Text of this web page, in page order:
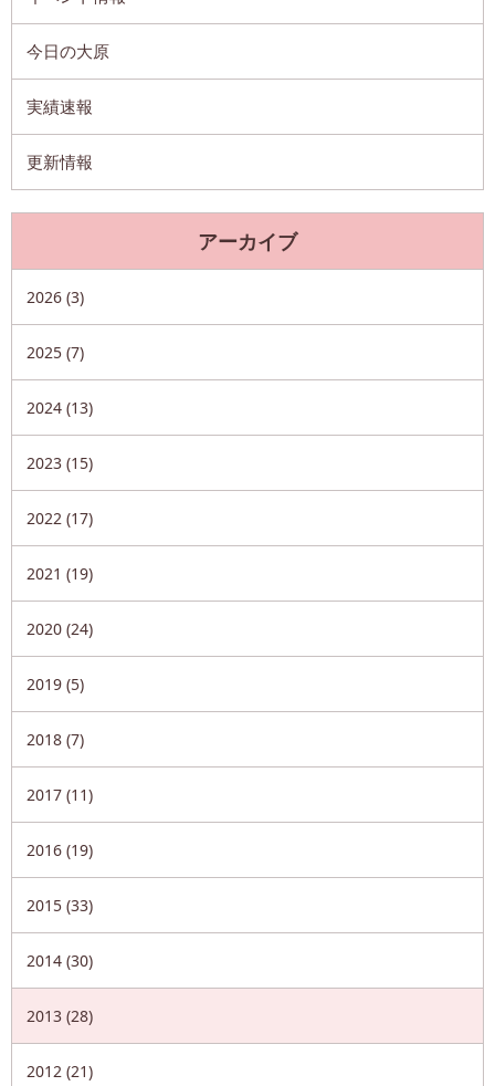
今日の大原
実績速報
更新情報
アーカイブ
2026 (3)
2025 (7)
2024 (13)
2023 (15)
2022 (17)
2021 (19)
2020 (24)
2019 (5)
2018 (7)
2017 (11)
2016 (19)
2015 (33)
2014 (30)
2013 (28)
2012 (21)